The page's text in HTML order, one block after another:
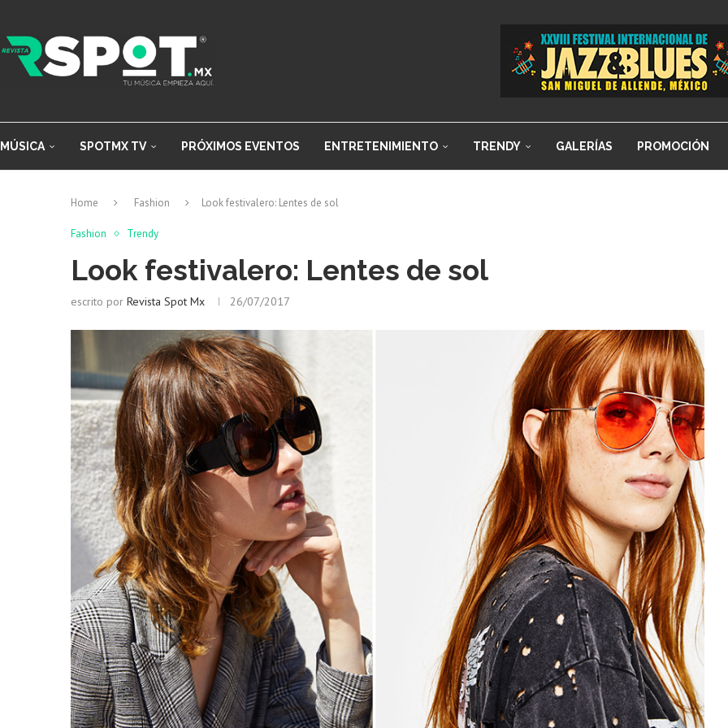
MÚSICA SPOTMX TV PRÓXIMOS EVENTOS ENTRETENIMIENTO TRENDY GALERÍAS PROMOCIÓN
Home Fashion Look festivalero: Lentes de sol
Fashion Trendy
Look festivalero: Lentes de sol
escrito por Revista Spot Mx 26/07/2017